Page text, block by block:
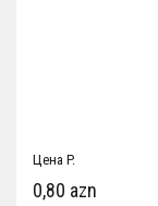
Цена P.
0,80 azn